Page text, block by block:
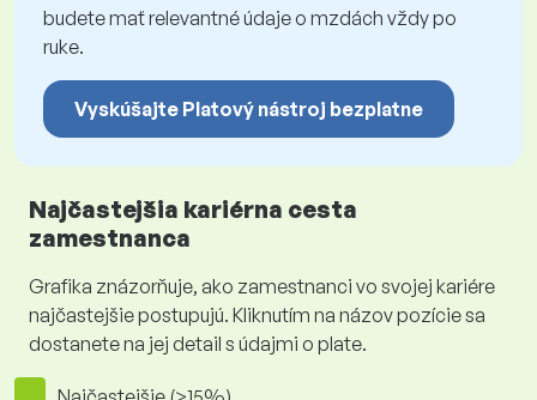
budete mať relevantné údaje o mzdách vždy po
ruke.
Vyskúšajte Platový nástroj bezplatne
Najčastejšia kariérna cesta
zamestnanca
Grafika znázorňuje, ako zamestnanci vo svojej kariére
najčastejšie postupujú. Kliknutím na názov pozície sa
dostanete na jej detail s údajmi o plate.